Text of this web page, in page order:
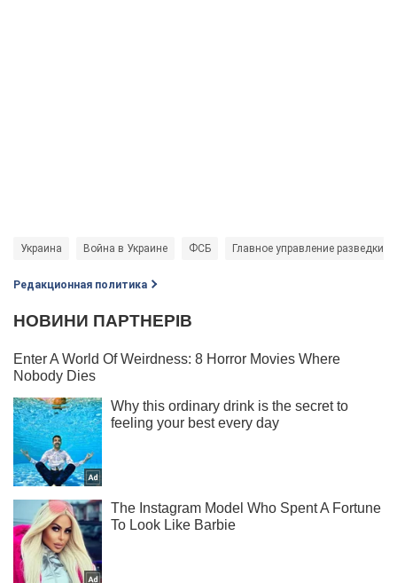
Украина Война в Украине ФСБ Главное управление разведки
Редакционная политика